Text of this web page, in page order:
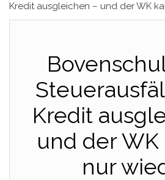
Kredit ausgleichen – und der WK
Kredit
und der WK
nur